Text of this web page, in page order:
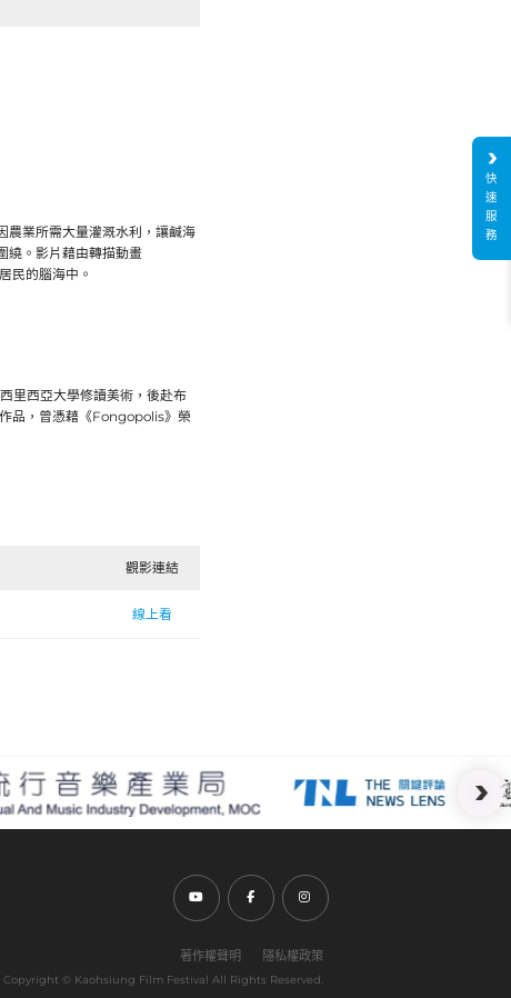
農業所需大量灌溉水利，讓鹹海
繞。影片藉由轉描動畫
民的腦海中。
里西亞大學修讀美術，後赴布
品，曾憑藉《Fongopolis》榮
觀影連結
線上看
前往Youtube頻道(另開新視窗)
前往Facebook粉絲團(另開新視窗)
前往Instagram粉絲團(另開新視窗)
著作權聲明 隱私權政策
Copyright ©︎ Kaohsiung Film Festival All Rights Reserved.
快
速
服
務